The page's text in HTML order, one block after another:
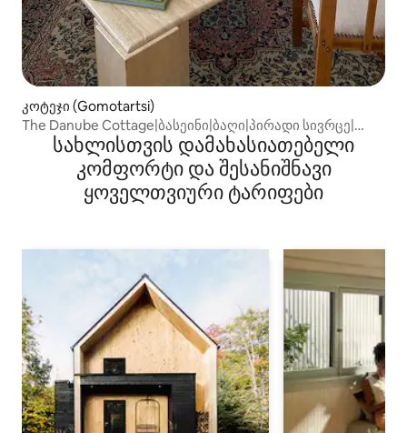
კოტეჯი (Gomotartsi)
The Danube Cottage|ბასეინი|ბაღი|პირადი სივრცე|
პარკირება
სახლისთვის დამახასიათებელი
კომფორტი და შესანიშნავი
ყოველთვიური ტარიფები